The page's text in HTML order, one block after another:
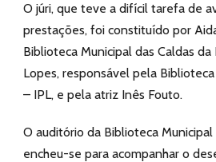
O júri, que teve a difícil tarefa de
prestações, foi constituído por
Biblioteca Municipal das Caldas
Lopes, responsável pela
– IPL, e pela atriz Inês Fouto.
O auditório da Biblioteca Municipal
encheu-se para acompanhar o